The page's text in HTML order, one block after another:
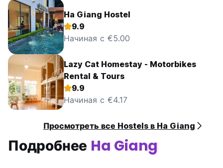
Ha Giang Hostel
9.9
Начиная с €5.00
Lazy Cat Homestay - Motorbikes
Rental & Tours
9.9
Начиная с €4.17
Просмотреть все Hostels в Ha Giang
Подробнее Ha Giang